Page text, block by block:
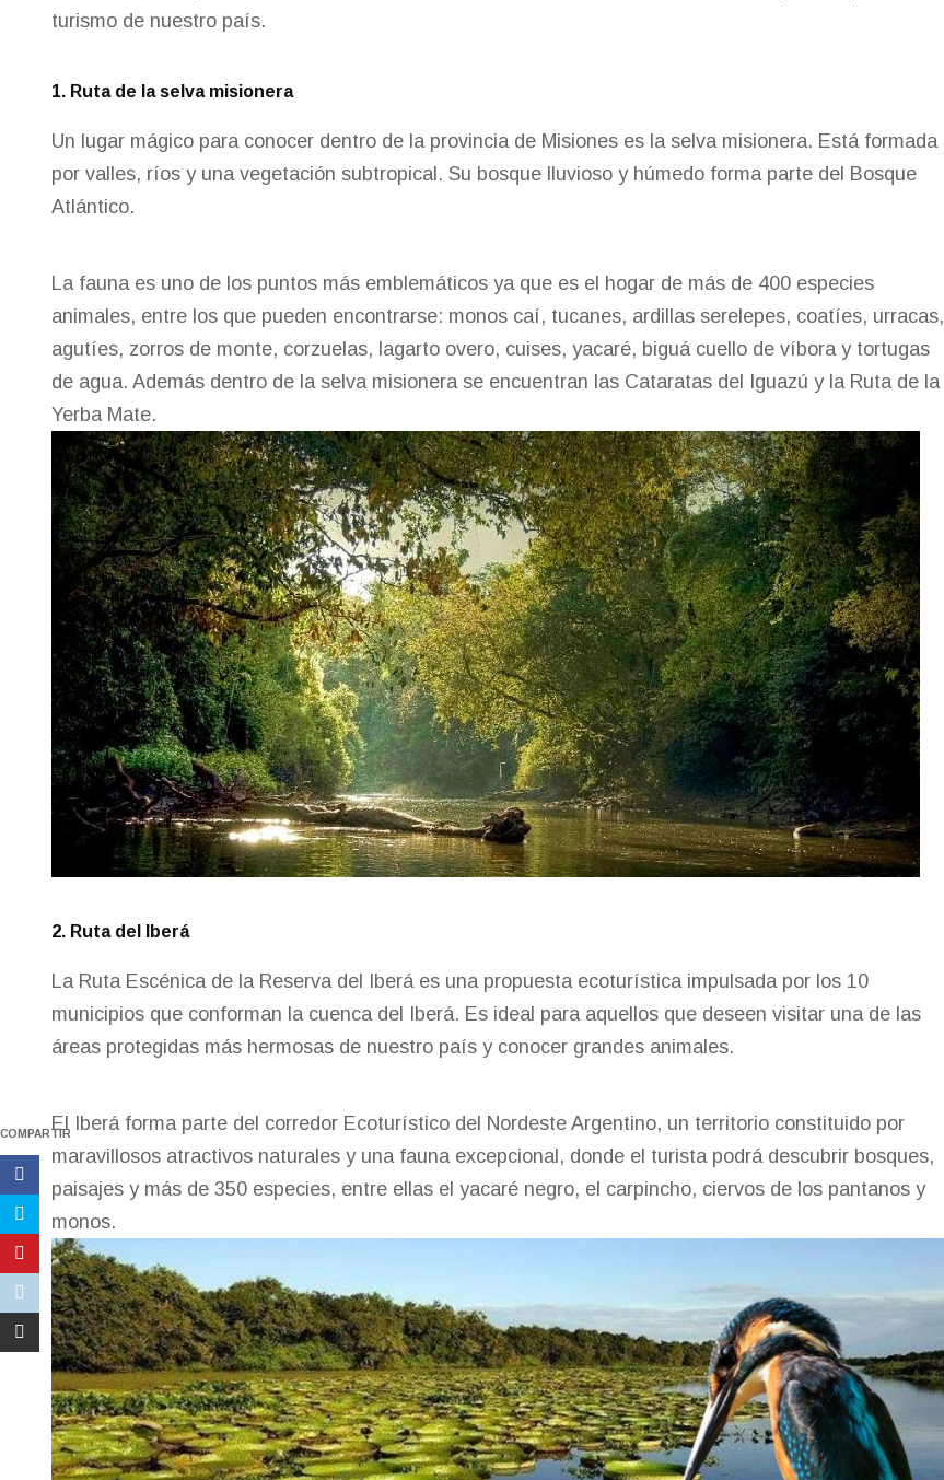
COMPARTIR
turismo de nuestro país.
1. Ruta de la selva misionera
Un lugar mágico para conocer dentro de la provincia de Misiones es la selva misionera. Está formada
por valles, ríos y una vegetación subtropical. Su bosque lluvioso y húmedo forma parte del Bosque
Atlántico.
La fauna es uno de los puntos más emblemáticos ya que es el hogar de más de 400 especies
animales, entre los que pueden encontrarse: monos caí, tucanes, ardillas serelepes, coatíes, urracas,
agutíes, zorros de monte, corzuelas, lagarto overo, cuises, yacaré, biguá cuello de víbora y tortugas
de agua. Además dentro de la selva misionera se encuentran las Cataratas del Iguazú y la Ruta de la
Yerba Mate.
2. Ruta del Iberá
La Ruta Escénica de la Reserva del Iberá es una propuesta ecoturística impulsada por los 10
municipios que conforman la cuenca del Iberá. Es ideal para aquellos que deseen visitar una de las
áreas protegidas más hermosas de nuestro país y conocer grandes animales.
El Iberá forma parte del corredor Ecoturístico del Nordeste Argentino, un territorio constituido por
maravillosos atractivos naturales y una fauna excepcional, donde el turista podrá descubrir bosques,
paisajes y más de 350 especies, entre ellas el yacaré negro, el carpincho, ciervos de los pantanos y
monos.